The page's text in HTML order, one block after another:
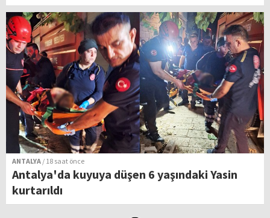
ANTALYA / 18 saat önce
Antalya'da kuyuya düşen 6 yaşındaki Yasin
kurtarıldı